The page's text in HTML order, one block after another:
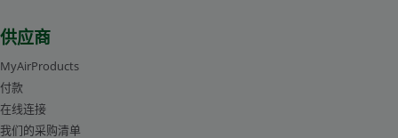
供应商
MyAirProducts
付款
在线连接
我们的采购清单